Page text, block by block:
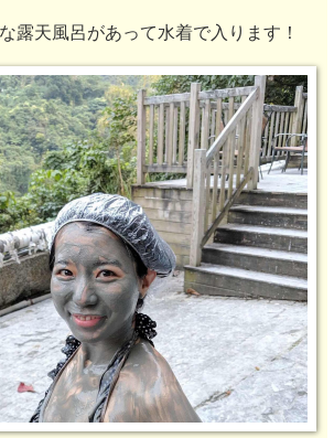
露天風呂があって水着で入ります！